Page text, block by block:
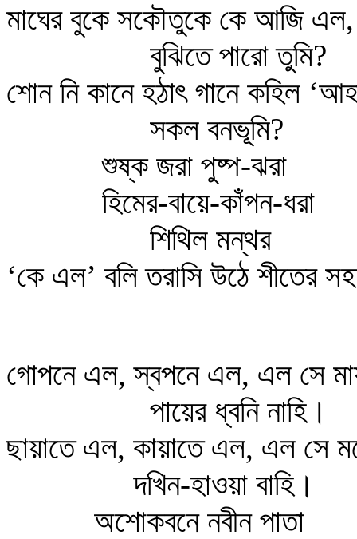
মাঘের বুকে সকৌতুকে কে আজি এল,
বুঝিতে পারো তুমি?
শোন নি কানে হঠাৎ গানে কহিল
সকল বনভূমি?
শুষ্ক জরা পুষ্প-ঝরা
হিমের-বায়ে-কাঁপন-ধরা
শিথিল মন্থর
‘কে এল’ বলি তরাসি উঠে শীতের
গোপনে এল, স্বপনে এল, এল সে
পায়ের ধ্বনি নাহি।
ছায়াতে এল, কায়াতে এল, এল সে
দখিন-হাওয়া বাহি।
অশোকবনে নবীন পাতা